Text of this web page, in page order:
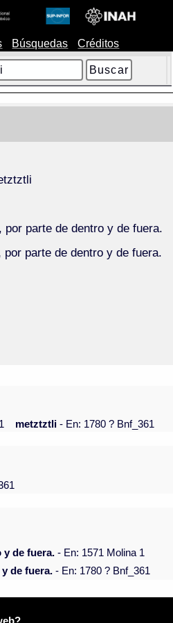
Búsquedas Créditos
por parte de dentro y de fuera.
por parte de dentro y de fuera.
metztztli- En: 1780 ? Bnf_361
y de fuera. - En: 1571 Molina 1
de fuera. - En: 1780 ? Bnf_361